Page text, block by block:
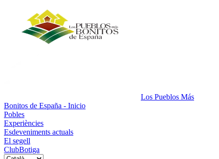
Los Pueblos Más
Bonitos de España - Inicio
Pobles
Experiències
Esdeveniments actuals
El segell
ClubBotiga